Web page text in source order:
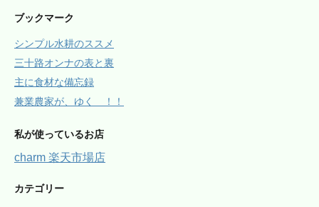
ブックマーク
シンプル水耕のススメ
三十路オンナの表と裏
主に食材な備忘録
兼業農家が、ゆく ！！
私が使っているお店
charm 楽天市場店
カテゴリー